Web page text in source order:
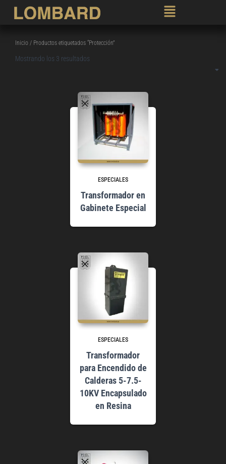
Inicio / Productos etiquetados “Protección”
Mostrando los 3 resultados
ESPECIALES
Transformador en
Gabinete Especial
ESPECIALES
Transformador
para Encendido de
Calderas 5-7.5-
10KV Encapsulado
en Resina